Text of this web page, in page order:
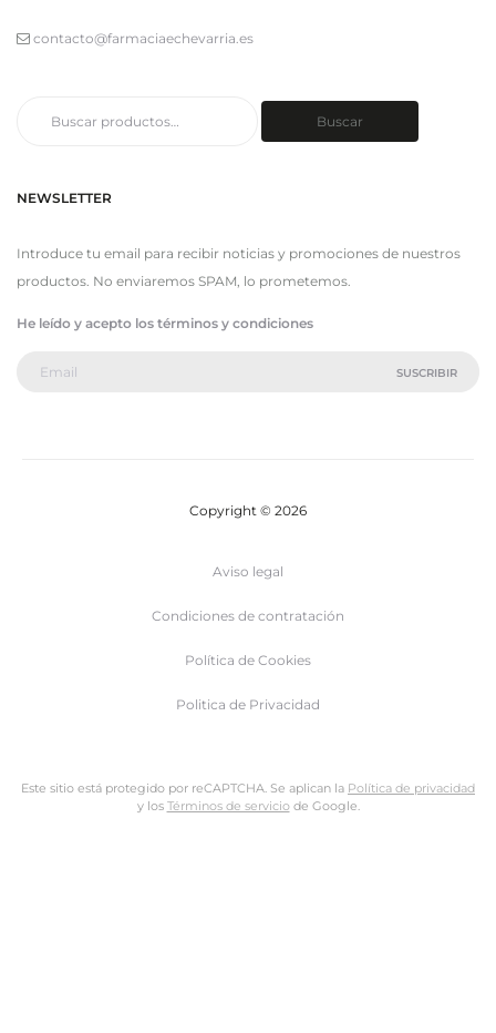
contacto@farmaciaechevarria.es
Buscar
NEWSLETTER
Introduce tu email para recibir noticias y promociones de nuestros
productos. No enviaremos SPAM, lo prometemos.
He leído y acepto los términos y condiciones
Copyright © 2026
Aviso legal
Condiciones de contratación
Política de Cookies
Politica de Privacidad
Este sitio está protegido por reCAPTCHA. Se aplican la Política de privacidad
y los Términos de serviciode Google.